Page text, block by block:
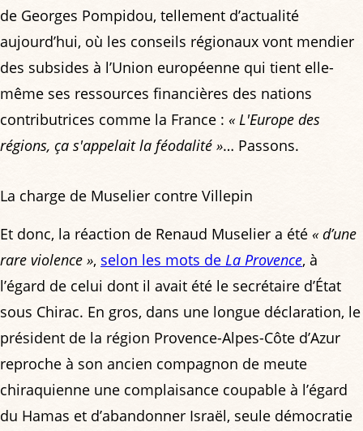
de Georges Pompidou, tellement d’actualité
aujourd’hui, où les conseils régionaux vont mendier
des subsides à l’Union européenne qui tient elle-
même ses ressources financières des nations
contributrices comme la France : « L'Europe des
régions, ça s'appelait la féodalité »… Passons.
La charge de Muselier contre Villepin
Et donc, la réaction de Renaud Muselier a été « d’une
rare violence », selon les mots de La Provence, à
l’égard de celui dont il avait été le secrétaire d’État
sous Chirac. En gros, dans une longue déclaration, le
président de la région Provence-Alpes-Côte d’Azur
reproche à son ancien compagnon de meute
chiraquienne une complaisance coupable à l’égard
du Hamas et d’abandonner Israël, seule démocratie